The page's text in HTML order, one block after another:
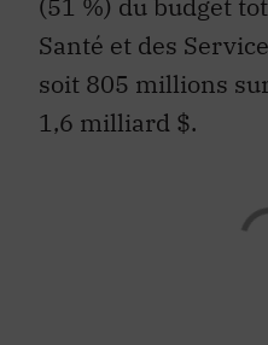
(51 %) du budget
Santé et des
soit 805 millions
1,6 milliard $.